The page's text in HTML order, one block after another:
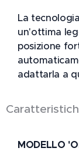
La
un'ottima
posizione
adattarla a
MODELLO